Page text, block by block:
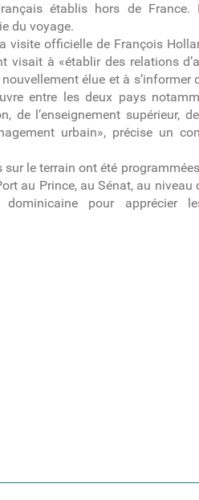
établis hors de France.
du voyage.
visite officielle de François
visait à «établir des relations
élue et à s’informer
entre les deux pays
de l’enseignement supérieur,
urbain», précise un
sur le terrain ont été
au Prince, au Sénat, au niveau
pour apprécier